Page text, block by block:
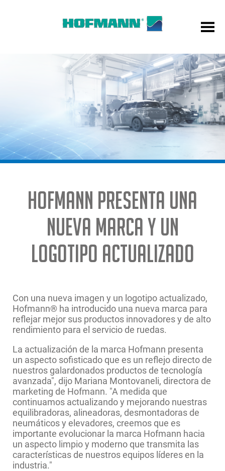
Hofmann presenta una
nueva marca y un
logotipo actualizado
Con una nueva imagen y un logotipo actualizado,
Hofmann® ha introducido una nueva marca para
reflejar mejor sus productos innovadores y de alto
rendimiento para el servicio de ruedas.
La actualización de la marca Hofmann presenta
un aspecto sofisticado que es un reflejo directo de
nuestros galardonados productos de tecnología
avanzada", dijo Mariana Montovaneli, directora de
marketing de Hofmann. "A medida que
continuamos actualizando y mejorando nuestras
equilibradoras, alineadoras, desmontadoras de
neumáticos y elevadores, creemos que es
importante evolucionar la marca Hofmann hacia
un aspecto limpio y moderno que transmita las
características de nuestros equipos líderes en la
industria."